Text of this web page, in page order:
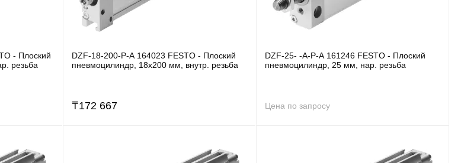
- Плоский
резьба
DZF-18-200-P-A 164023 FESTO - Плоский
пневмоцилиндр, 18x200 мм, внутр. резьба
₸172 667
DZF-25- -A-P-A 161246 FESTO - Плоский
пневмоцилиндр, 25 мм, нар. резьба
Цена по запросу